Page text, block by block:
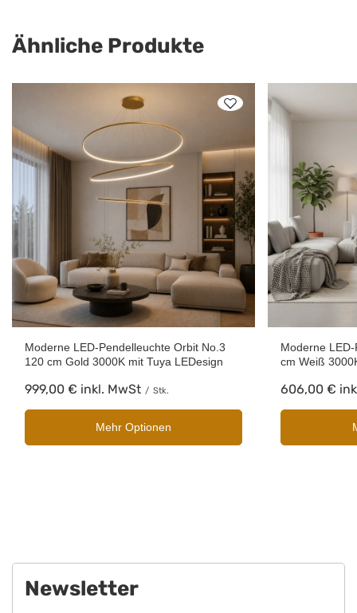
Ähnliche Produkte
Moderne LED-Pendelleuchte Orbit No.3
120 cm Gold 3000K mit Tuya LEDesign
999,00 € inkl. MwSt / Stk.
Mehr Optionen
Moderne
cm Weiß
606,00 €
Newsletter